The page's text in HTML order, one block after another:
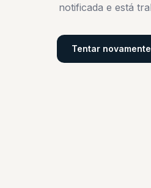
notificada e está
Tentar novamente